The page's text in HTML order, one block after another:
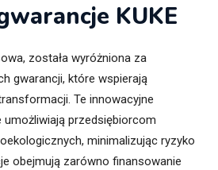
KUKE
została wyróżniona za
gwarancji, które wspierają
Te innowacyjne
przedsiębiorcom
minimalizując ryzyko
obejmują zarówno finansowanie